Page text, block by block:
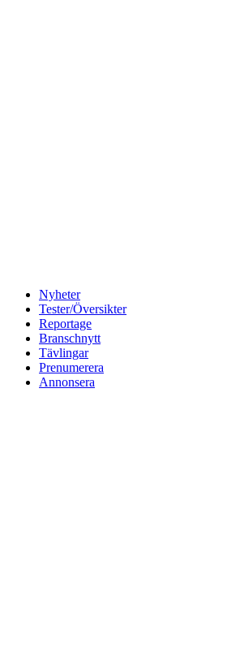
Nyheter
Tester/Översikter
Reportage
Branschnytt
Tävlingar
Prenumerera
Annonsera